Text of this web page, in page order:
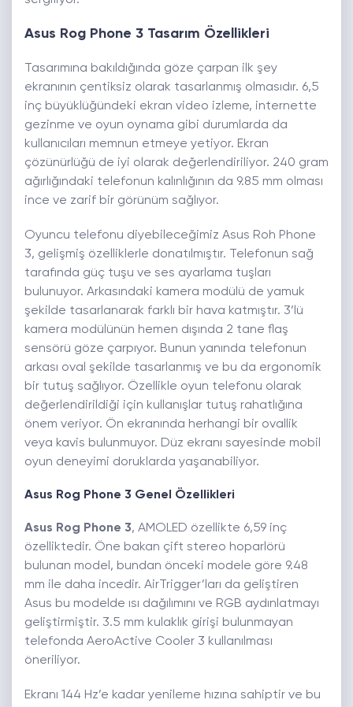
Asus Rog Phone 3 Tasarım Özellikleri
Tasarımına bakıldığında göze çarpan ilk şey
ekranının çentiksiz olarak tasarlanmış olmasıdır. 6,5
inç büyüklüğündeki ekran video izleme, internette
gezinme ve oyun oynama gibi durumlarda da
kullanıcıları memnun etmeye yetiyor. Ekran
çözünürlüğü de iyi olarak değerlendiriliyor. 240 gram
ağırlığındaki telefonun kalınlığının da 9.85 mm olması
ince ve zarif bir görünüm sağlıyor.
Oyuncu telefonu diyebileceğimiz Asus Roh Phone
3, gelişmiş özelliklerle donatılmıştır. Telefonun sağ
tarafında güç tuşu ve ses ayarlama tuşları
bulunuyor. Arkasındaki kamera modülü de yamuk
şekilde tasarlanarak farklı bir hava katmıştır. 3’lü
kamera modülünün hemen dışında 2 tane flaş
sensörü göze çarpıyor. Bunun yanında telefonun
arkası oval şekilde tasarlanmış ve bu da ergonomik
bir tutuş sağlıyor. Özellikle oyun telefonu olarak
değerlendirildiği için kullanışlar tutuş rahatlığına
önem veriyor. Ön ekranında herhangi bir ovallik
veya kavis bulunmuyor. Düz ekranı sayesinde mobil
oyun deneyimi doruklarda yaşanabiliyor.
Asus Rog Phone 3 Genel Özellikleri
Asus Rog Phone 3, AMOLED özellikte 6,59 inç
özelliktedir. Öne bakan çift stereo hoparlörü
bulunan model, bundan önceki modele göre 9.48
mm ile daha incedir. AirTrigger’ları da geliştiren
Asus bu modelde ısı dağılımını ve RGB aydınlatmayı
geliştirmiştir. 3.5 mm kulaklık girişi bulunmayan
telefonda AeroActive Cooler 3 kullanılması
öneriliyor.
Ekranı 144 Hz’e kadar yenileme hızına sahiptir ve bu